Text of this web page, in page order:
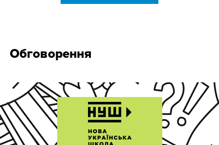
Обговорення